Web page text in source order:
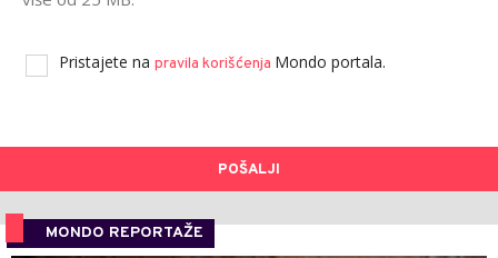
Pristajete na pravila korišćenja Mondo portala.
POŠALJI
MONDO REPORTAŽE